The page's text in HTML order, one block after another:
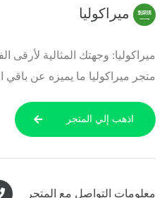
ميراكوليا
ميراكوليا: وجهتك المثالية لأرقى
متجر ميراكوليا ما يميزه عن باقي
اذهب إلي المتجر
معلومات التواصل مع المتجر